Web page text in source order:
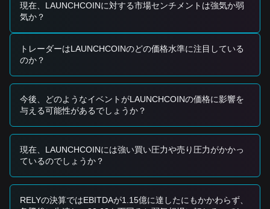
近づき、安定化または「ダブルボトム」パターンの兆候を示
した場合、高リスクの短期投機機会となる可能性がありま
す。
• 短期的なセンチメントの変化を確認するには、 $0.000072
以上のブレイクアウトと significant な出来高が必要です。
リスクシナリオ
• 価格が$0.000059のサポートホールドに失敗した場合、特
値である$0.000045 をテストするためにさらに下落する可能
性があります。
買い戦略
ています：
保守的な投資家
リティが落ち着いてから新しいBELIEVEコントラクトに焦点
を当てます。
現在、LAUNCHCOINに対する市場センチメントは強気か弱
気か？
トレーダーはLAUNCHCOINのどの価格水準に注目している
のか？
今後、どのようなイベントがLAUNCHCOINの価格に影響を
与える可能性があるでしょうか？
現在、LAUNCHCOINには強い買い圧力や売り圧力がかかっ
ているのでしょうか？
RELYの決算ではEBITDAが1.15億に達したにもかかわらず、